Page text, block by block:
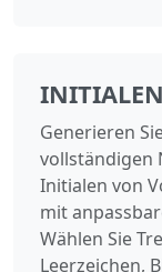
Generieren
vollständigen
Initialen von
mit
Wählen Sie
Leerzeichen,